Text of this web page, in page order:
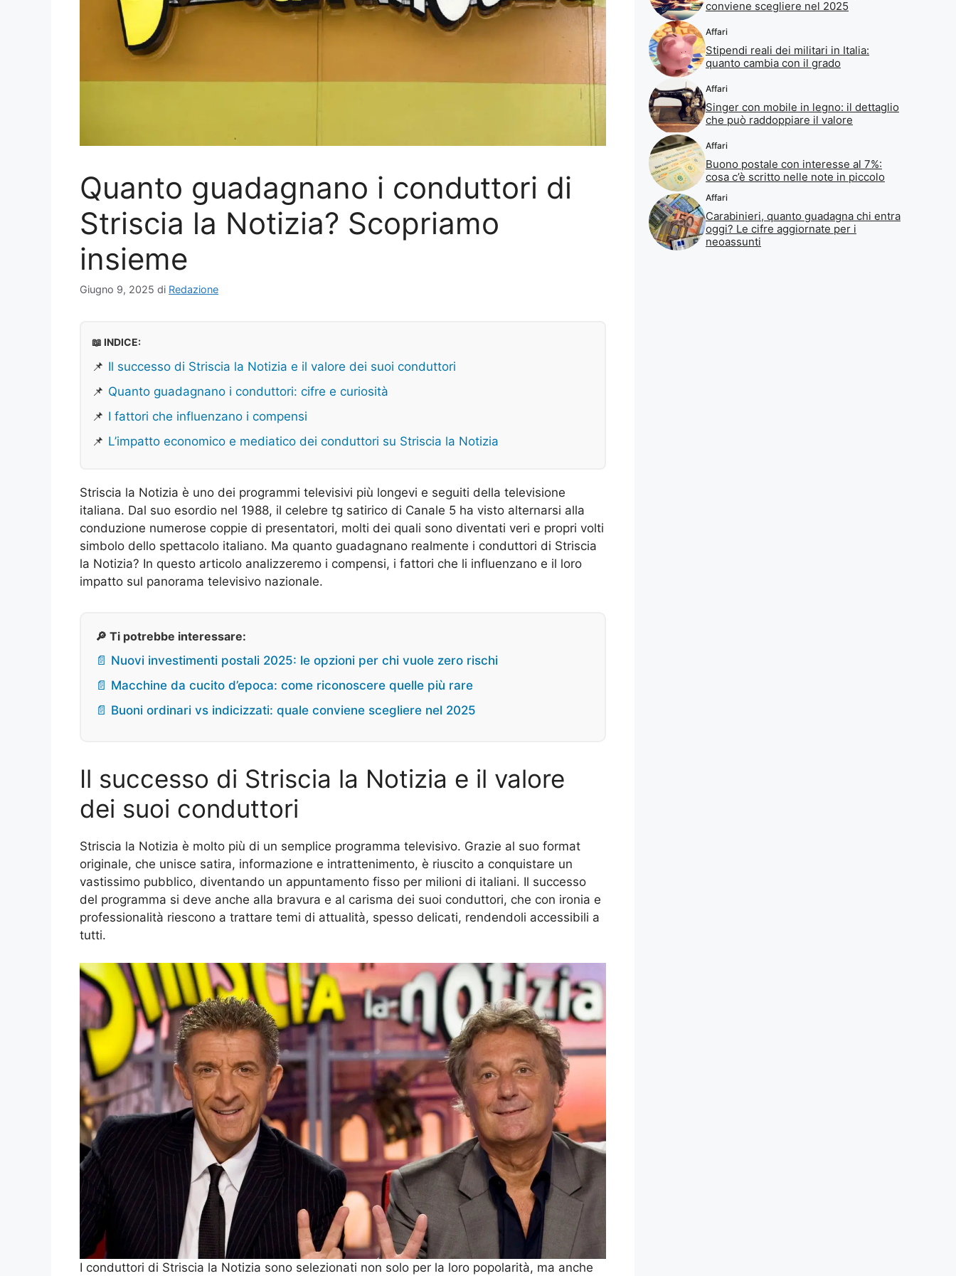
Quanto guadagnano i conduttori di
Striscia la Notizia? Scopriamo
insieme
Giugno 9, 2025 di Redazione
📖 INDICE:
📌 Il successo di Striscia la Notizia e il valore dei suoi conduttori
📌 Quanto guadagnano i conduttori: cifre e curiosità
📌 I fattori che influenzano i compensi
📌 L’impatto economico e mediatico dei conduttori su Striscia la Notizia
Striscia la Notizia è uno dei programmi televisivi più longevi e seguiti della televisione
italiana. Dal suo esordio nel 1988, il celebre tg satirico di Canale 5 ha visto alternarsi alla
conduzione numerose coppie di presentatori, molti dei quali sono diventati veri e propri volti
simbolo dello spettacolo italiano. Ma quanto guadagnano realmente i conduttori di Striscia
la Notizia? In questo articolo analizzeremo i compensi, i fattori che li influenzano e il loro
impatto sul panorama televisivo nazionale.
🔎 Ti potrebbe interessare:
📄 Nuovi investimenti postali 2025: le opzioni per chi vuole zero rischi
📄 Macchine da cucito d’epoca: come riconoscere quelle più rare
📄 Buoni ordinari vs indicizzati: quale conviene scegliere nel 2025
Il successo di Striscia la Notizia e il valore
dei suoi conduttori
Striscia la Notizia è molto più di un semplice programma televisivo. Grazie al suo format
originale, che unisce satira, informazione e intrattenimento, è riuscito a conquistare un
vastissimo pubblico, diventando un appuntamento fisso per milioni di italiani. Il successo
del programma si deve anche alla bravura e al carisma dei suoi conduttori, che con ironia e
professionalità riescono a trattare temi di attualità, spesso delicati, rendendoli accessibili a
tutti.
I conduttori di Striscia la Notizia sono selezionati non solo per la loro popolarità, ma anche
conviene scegliere nel 2025
Affari
Stipendi reali dei militari in Italia:
quanto cambia con il grado
Affari
Singer con mobile in legno: il dettaglio
che può raddoppiare il valore
Affari
Buono postale con interesse al 7%:
cosa c’è scritto nelle note in piccolo
Affari
Carabinieri, quanto guadagna chi entra
oggi? Le cifre aggiornate per i
neoassunti